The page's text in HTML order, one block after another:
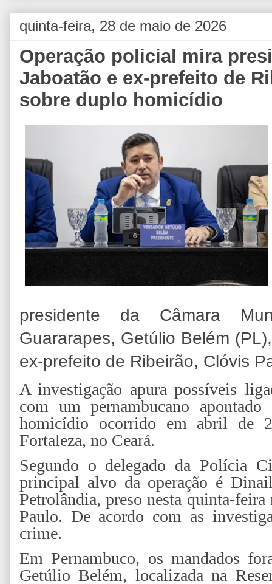
quinta-feira, 28 de maio de 2026
Operação policial mira
Jaboatão e ex-prefeito de
sobre duplo homicídio
presidente da Câmara
Guararapes, Getúlio Belém
ex-prefeito de Ribeirão, Clóvis
A investigação apura possíveis
com um pernambucano
homicídio ocorrido em abril de
Fortaleza, no Ceará.
Segundo o delegado da Polícia
principal alvo da operação é
Petrolândia, preso nesta quinta-
Paulo. De acordo com as
crime.
Em Pernambuco, os mandados
Getúlio Belém, localizada na